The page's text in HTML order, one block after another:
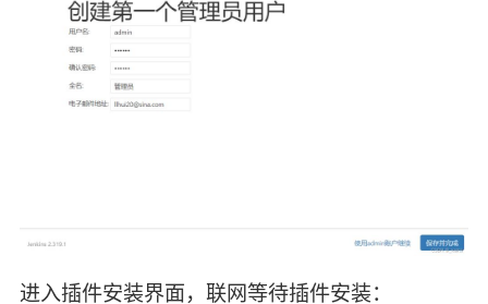
进入插件安装界面，联网等待插件安装：